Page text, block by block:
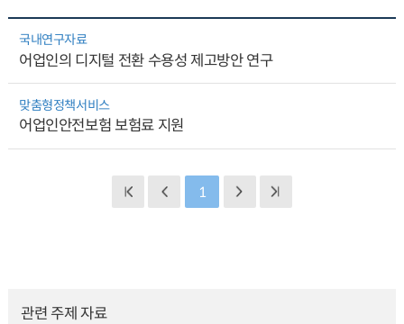
국내연구자료
어업인의 디지털 전환 수용성 제고방안 연구
맞춤형정책서비스
어업인안전보험 보험료 지원
1
관련 주제 자료